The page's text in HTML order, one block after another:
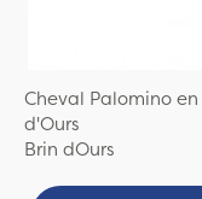
Cheval Palomino en
d'Ours
Brin dOurs